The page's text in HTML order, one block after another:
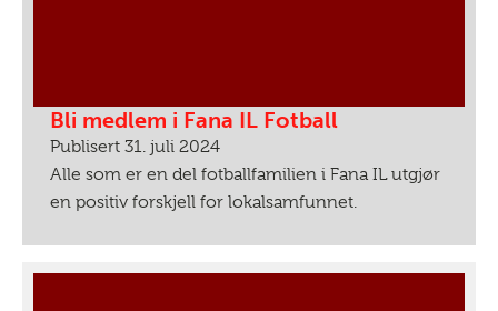
Bli medlem i Fana IL Fotball
Publisert 31. juli 2024
Alle som er en del fotballfamilien i Fana IL utgjør
en positiv forskjell for lokalsamfunnet.